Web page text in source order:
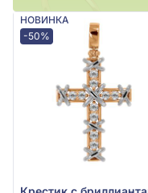
НОВИНКА
-50%